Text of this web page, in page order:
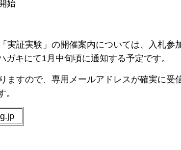
始
証実験」の開催案内については、入札参
キにて1月中旬頃に通知する予定です。
すので、専用メールアドレスが確実に受
。